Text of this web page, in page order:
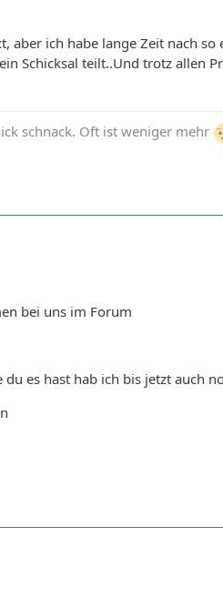
aber ich habe lange Zeit nach
Schicksal teilt..Und trotz allen
schnack. Oft ist weniger mehr
bei uns im Forum
es hast hab ich bis jetzt auch